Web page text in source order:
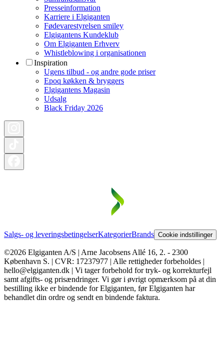
Presseinformation
Karriere i Elgiganten
Fødevarestyrelsen smiley
Elgigantens Kundeklub
Om Elgiganten Erhverv
Whistleblowing i organisationen
Inspiration
Ugens tilbud - og andre gode priser
Epoq køkken & bryggers
Elgigantens Magasin
Udsalg
Black Friday 2026
Salgs- og leveringsbetingelserKategorierBrands Cookie indstillinger
©2026 Elgiganten A/S | Arne Jacobsens Allé 16, 2. - 2300
København S. | CVR: 17237977 | Alle rettigheder forbeholdes |
hello@elgiganten.dk | Vi tager forbehold for tryk- og korrekturfejl
samt afgifts- og prisændringer. Vi gør i øvrigt opmærksom på at din
bestilling ikke er bindende for Elgiganten, før Elgiganten har
behandlet din ordre og sendt en bindende faktura.